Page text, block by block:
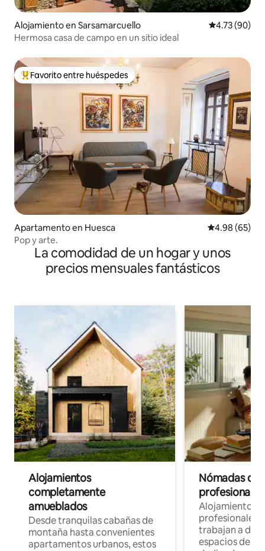
Alojamiento en Sarsamarcuello Calificación
4.73 (90)
Hermosa casa de campo en un sitio ideal
Favorito entre huéspedes preferido
Favorito entre huéspedes
Apartamento en Huesca Calificación
4.98 (65)
Pop y arte.
La comodidad de un hogar y unos
precios mensuales fantásticos
Alojamientos
completamente
amueblados
Desde tranquilas cabañas de
montaña hasta convenientes
apartamentos urbanos, estos
Nómadas
Alojamientos
profesionales
trabajan a
espacios de